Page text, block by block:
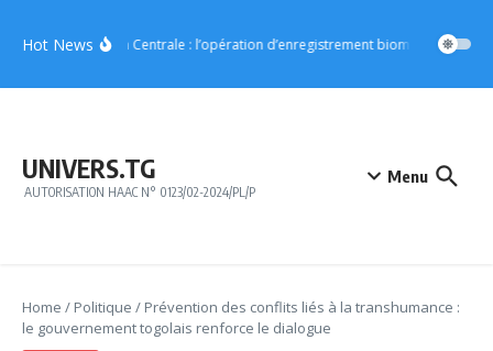
Hot NewsRégion Centrale : l’opération d’enregistrement biométrique
UNIVERS.TG
AUTORISATION HAAC N° 0123/02-2024/PL/P
Menu
Home / Politique / Prévention des conflits liés à la transhumance :
le gouvernement togolais renforce le dialogue